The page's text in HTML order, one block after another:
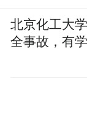
北京化工大
全事故，有